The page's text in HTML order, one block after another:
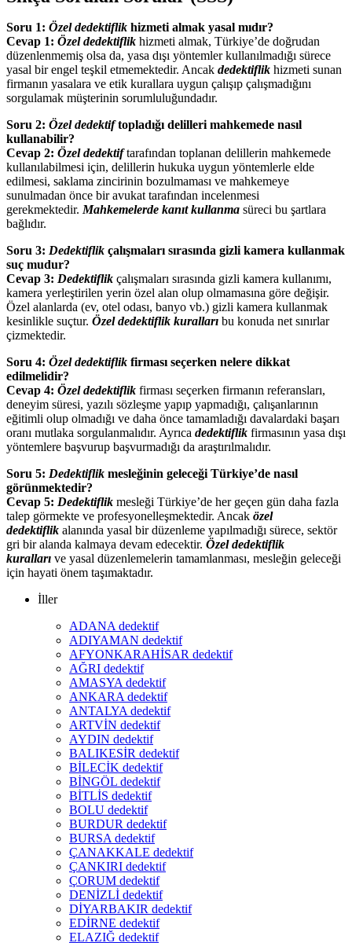
Soru 1: Özel dedektiflik hizmeti almak yasal mıdır?
Cevap 1: Özel dedektiflik hizmeti almak, Türkiye’de doğrudan
düzenlenmemiş olsa da, yasa dışı yöntemler kullanılmadığı sürece
yasal bir engel teşkil etmemektedir. Ancak dedektiflik hizmeti sunan
firmanın yasalara ve etik kurallara uygun çalışıp çalışmadığını
sorgulamak müşterinin sorumluluğundadır.
Soru 2: Özel dedektiftopladığı delilleri mahkemede nasıl
kullanabilir?
Cevap 2: Özel dedektiftarafından toplanan delillerin mahkemede
kullanılabilmesi için, delillerin hukuka uygun yöntemlerle elde
edilmesi, saklama zincirinin bozulmaması ve mahkemeye
sunulmadan önce bir avukat tarafından incelenmesi
gerekmektedir. Mahkemelerde kanıt kullanma süreci bu şartlara
bağlıdır.
Soru 3: Dedektiflik çalışmaları sırasında gizli kamera kullanmak
suç mudur?
Cevap 3: Dedektiflik çalışmaları sırasında gizli kamera kullanımı,
kamera yerleştirilen yerin özel alan olup olmamasına göre değişir.
Özel alanlarda (ev, otel odası, banyo vb.) gizli kamera kullanmak
kesinlikle suçtur. Özel dedektiflik kuralları bu konuda net sınırlar
çizmektedir.
Soru 4: Özel dedektiflik firması seçerken nelere dikkat
edilmelidir?
Cevap 4: Özel dedektiflik firması seçerken firmanın referansları,
deneyim süresi, yazılı sözleşme yapıp yapmadığı, çalışanlarının
eğitimli olup olmadığı ve daha önce tamamladığı davalardaki başarı
oranı mutlaka sorgulanmalıdır. Ayrıca dedektiflik firmasının yasa dışı
yöntemlere başvurup başvurmadığı da araştırılmalıdır.
Soru 5: Dedektiflik mesleğinin geleceği Türkiye’de nasıl
görünmektedir?
Cevap 5: Dedektiflik mesleği Türkiye’de her geçen gün daha fazla
talep görmekte ve profesyonelleşmektedir. Ancak özel
dedektiflik alanında yasal bir düzenleme yapılmadığı sürece, sektör
gri bir alanda kalmaya devam edecektir. Özel dedektiflik
kuralları ve yasal düzenlemelerin tamamlanması, mesleğin geleceği
için hayati önem taşımaktadır.
İller
ADANA dedektif
ADIYAMAN dedektif
AFYONKARAHİSAR dedektif
AĞRI dedektif
AMASYA dedektif
ANKARA dedektif
ANTALYA dedektif
ARTVİN dedektif
AYDIN dedektif
BALIKESİR dedektif
BİLECİK dedektif
BİNGÖL dedektif
BİTLİS dedektif
BOLU dedektif
BURDUR dedektif
BURSA dedektif
ÇANAKKALE dedektif
ÇANKIRI dedektif
ÇORUM dedektif
DENİZLİ dedektif
DİYARBAKIR dedektif
EDİRNE dedektif
ELAZIĞ dedektif